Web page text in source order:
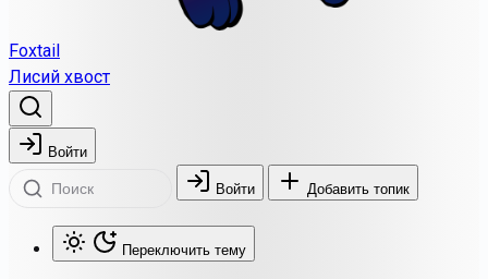
Foxtail
Лисий хвост
Войти
Войти Добавить топик
Переключить тему